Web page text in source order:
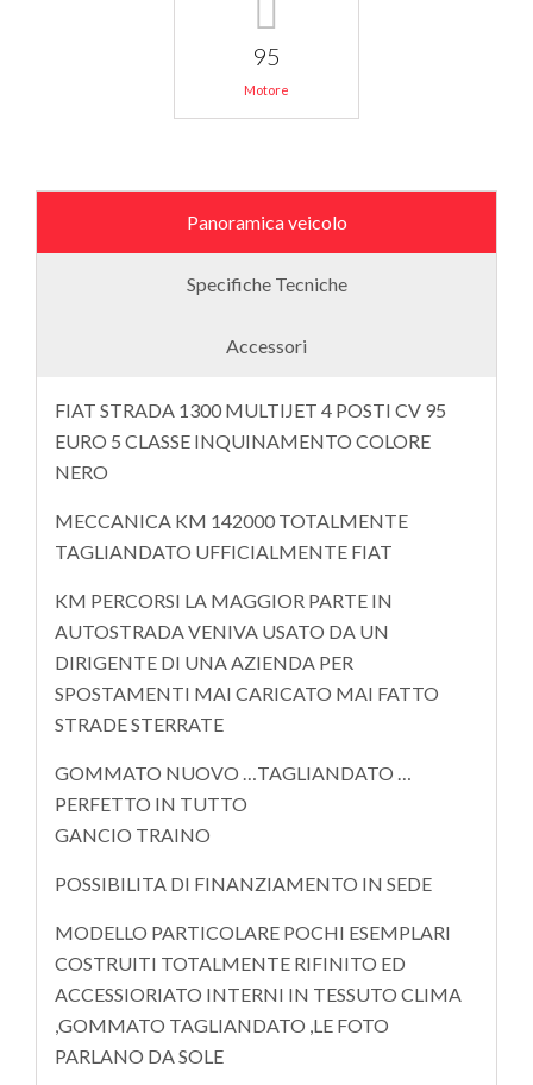
95
Motore
Panoramica veicolo
Specifiche Tecniche
Accessori
FIAT STRADA 1300 MULTIJET 4 POSTI CV 95
EURO 5 CLASSE INQUINAMENTO COLORE
NERO
MECCANICA KM 142000 TOTALMENTE
TAGLIANDATO UFFICIALMENTE FIAT
KM PERCORSI LA MAGGIOR PARTE IN
AUTOSTRADA VENIVA USATO DA UN
DIRIGENTE DI UNA AZIENDA PER
SPOSTAMENTI MAI CARICATO MAI FATTO
STRADE STERRATE
GOMMATO NUOVO …TAGLIANDATO …
PERFETTO IN TUTTO
GANCIO TRAINO
POSSIBILITA DI FINANZIAMENTO IN SEDE
MODELLO PARTICOLARE POCHI ESEMPLARI
COSTRUITI TOTALMENTE RIFINITO ED
ACCESSIORIATO INTERNI IN TESSUTO CLIMA
,GOMMATO TAGLIANDATO ,LE FOTO
PARLANO DA SOLE